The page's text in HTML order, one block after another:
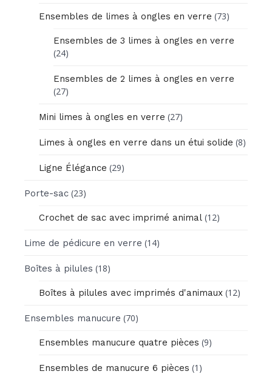
Ensembles de limes à ongles en verre (73)
Ensembles de 3 limes à ongles en verre
(24)
Ensembles de 2 limes à ongles en verre
(27)
Mini limes à ongles en verre (27)
Limes à ongles en verre dans un étui solide (8)
Ligne Élégance (29)
Porte-sac (23)
Crochet de sac avec imprimé animal (12)
Lime de pédicure en verre (14)
Boîtes à pilules (18)
Boîtes à pilules avec imprimés d'animaux (12)
Ensembles manucure (70)
Ensembles manucure quatre pièces (9)
Ensembles de manucure 6 pièces (1)